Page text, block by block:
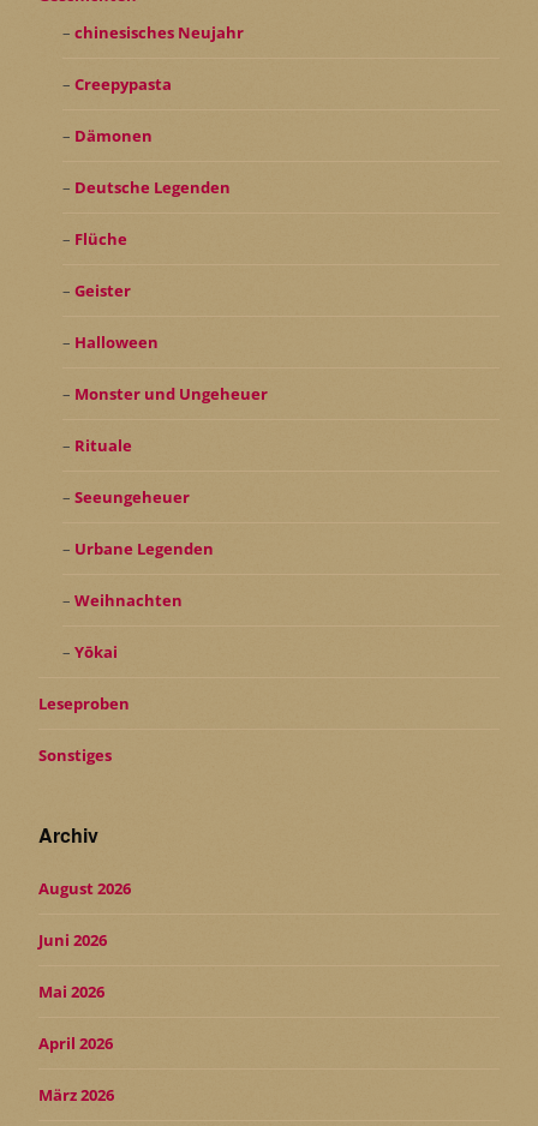
chinesisches Neujahr
Creepypasta
Dämonen
Deutsche Legenden
Flüche
Geister
Halloween
Monster und Ungeheuer
Rituale
Seeungeheuer
Urbane Legenden
Weihnachten
Yōkai
Leseproben
Sonstiges
Archiv
August 2026
Juni 2026
Mai 2026
April 2026
März 2026